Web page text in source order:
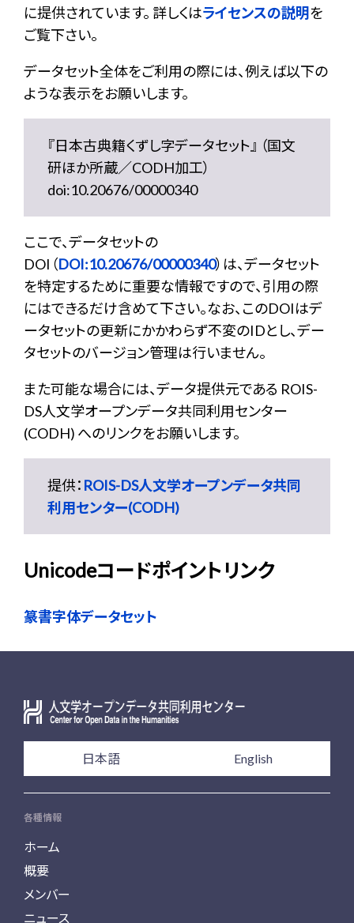
に提供されています。 詳しくはライセンスの説明を
ご覧下さい。
データセット全体をご利用の際には、例えば以下の
ような表示をお願いします。
『日本古典籍くずし字データセット』 （国文
研ほか所蔵／CODH加工）
doi:10.20676/00000340
ここで、データセットの
DOI（DOI:10.20676/00000340）は、データセット
を特定するために重要な情報ですので、引用の際
にはできるだけ含めて下さい。なお、このDOIはデ
ータセットの更新にかかわらず不変のIDとし、デー
タセットのバージョン管理は行いません。
また可能な場合には、データ提供元である ROIS-
DS人文学オープンデータ共同利用センター
(CODH) へのリンクをお願いします。
提供： ROIS-DS人文学オープンデータ共同
利用センター(CODH)
Unicodeコードポイントリンク
篆書字体データセット
日本語 English
各種情報
ホーム
概要
メンバー
ニュース